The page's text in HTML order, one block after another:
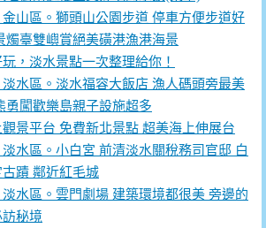
金山區。獅頭山公園步道 停車方便步道好
燭臺雙嶼賞絕美磺港漁港海景
，淡水景點一次整理給你！
淡水區。淡水福容大飯店 漁人碼頭旁最美
勇闖歡樂島親子設施超多
景平台 免費新北景點 超美海上伸展台
淡水區。小白宮 前清淡水關稅務司官邸 白
蹟 鄰近紅毛城
淡水區。雲門劇場 建築環境都很美 旁邊的
訪秘境